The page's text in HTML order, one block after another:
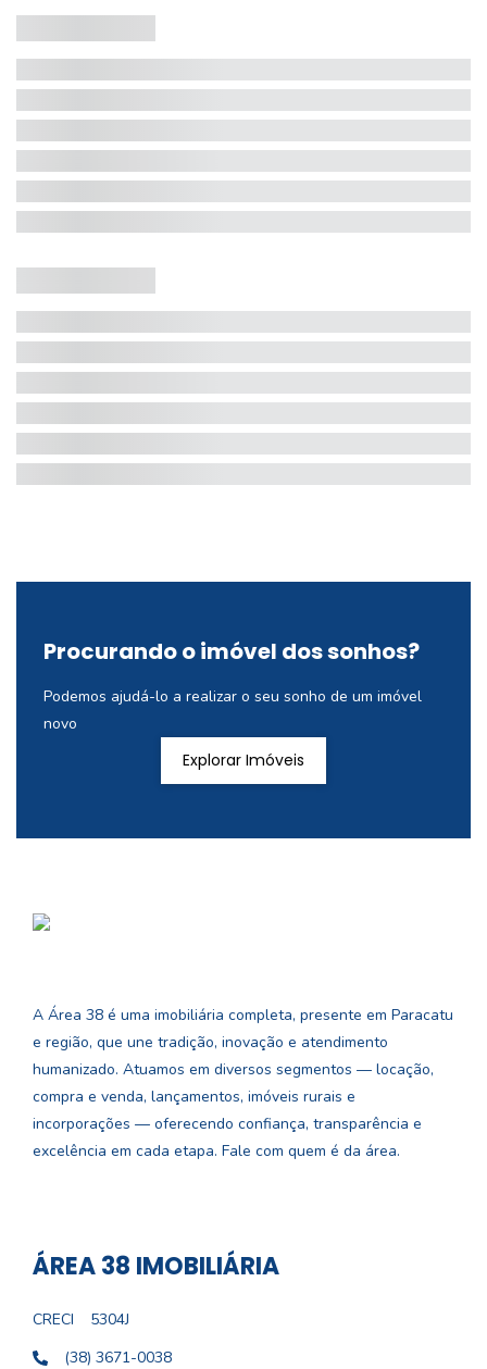
Procurando o imóvel dos sonhos?
Podemos ajudá-lo a realizar o seu sonho de um imóvel
novo
Explorar Imóveis
A Área 38 é uma imobiliária completa, presente em Paracatu
e região, que une tradição, inovação e atendimento
humanizado. Atuamos em diversos segmentos — locação,
compra e venda, lançamentos, imóveis rurais e
incorporações — oferecendo confiança, transparência e
excelência em cada etapa. Fale com quem é da área.
ÁREA 38 IMOBILIÁRIA
CRECI
5304J
(38) 3671-0038